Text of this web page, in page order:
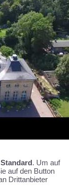
Standard. Um auf
auf den Button
Drittanbieter